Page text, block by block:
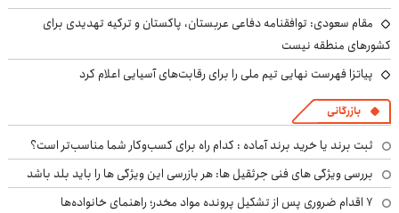
مقام سعودی: توافقنامه دفاعی عربستان، پاکستان و ترکیه تهدیدی برای
کشورهای منطقه نیست
پیاتزا فهرست نهایی تیم ملی را برای رقابت‌های آسیایی اعلام کرد
بازرگانی
ثبت برند یا خرید برند آماده : کدام راه برای کسب‌وکار شما مناسب‌تر است؟
بررسی ویژگی های فنی جرثقیل ها: هر بازرسی این ویژگی ها را باید بلد باشد
۷ اقدام ضروری پس از تشکیل پرونده مواد مخدر؛ راهنمای خانواده‌ها